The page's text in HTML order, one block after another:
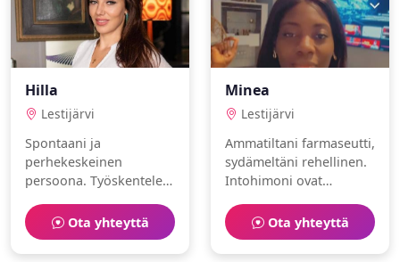
Hilla
Lestijärvi
Spontaani ja
perhekeskeinen
persoona. Työskentelen
Harrastuksiani ovat
käsityöt ja
matkustaminen.
Ota yhteyttä
Minea
Lestijärvi
Ammatiltani farmaseutti,
sydämeltäni rehellinen.
Intohimoni ovat
Etsin aitoa ja rehellistä
kumppania.
Ota yhteyttä